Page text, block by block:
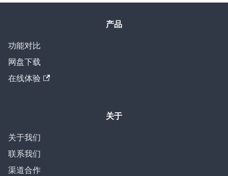
产品
功能对比
网盘下载
在线体验
关于
关于我们
联系我们
渠道合作